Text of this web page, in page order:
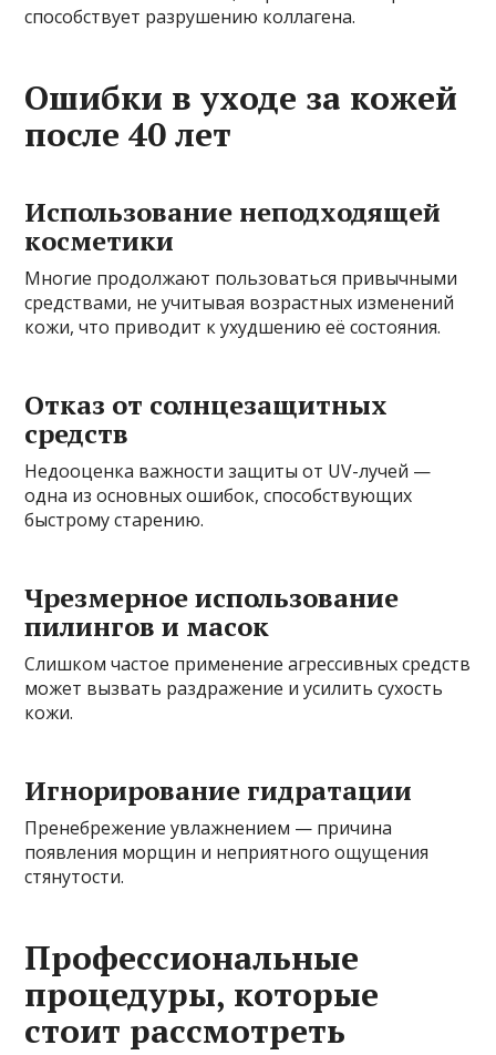
способствует разрушению коллагена.
Ошибки в уходе за кожей
после 40 лет
Использование неподходящей
косметики
Многие продолжают пользоваться привычными
средствами, не учитывая возрастных изменений
кожи, что приводит к ухудшению её состояния.
Отказ от солнцезащитных
средств
Недооценка важности защиты от UV-лучей —
одна из основных ошибок, способствующих
быстрому старению.
Чрезмерное использование
пилингов и масок
Слишком частое применение агрессивных средств
может вызвать раздражение и усилить сухость
кожи.
Игнорирование гидратации
Пренебрежение увлажнением — причина
появления морщин и неприятного ощущения
стянутости.
Профессиональные
процедуры, которые
стоит рассмотреть